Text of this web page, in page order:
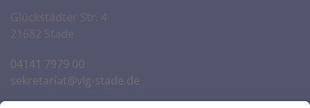
04141 7979 00
sekretariat@vlg-stade.de